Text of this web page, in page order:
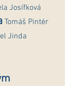
Josífková
Tomáš Pintér
Jinda